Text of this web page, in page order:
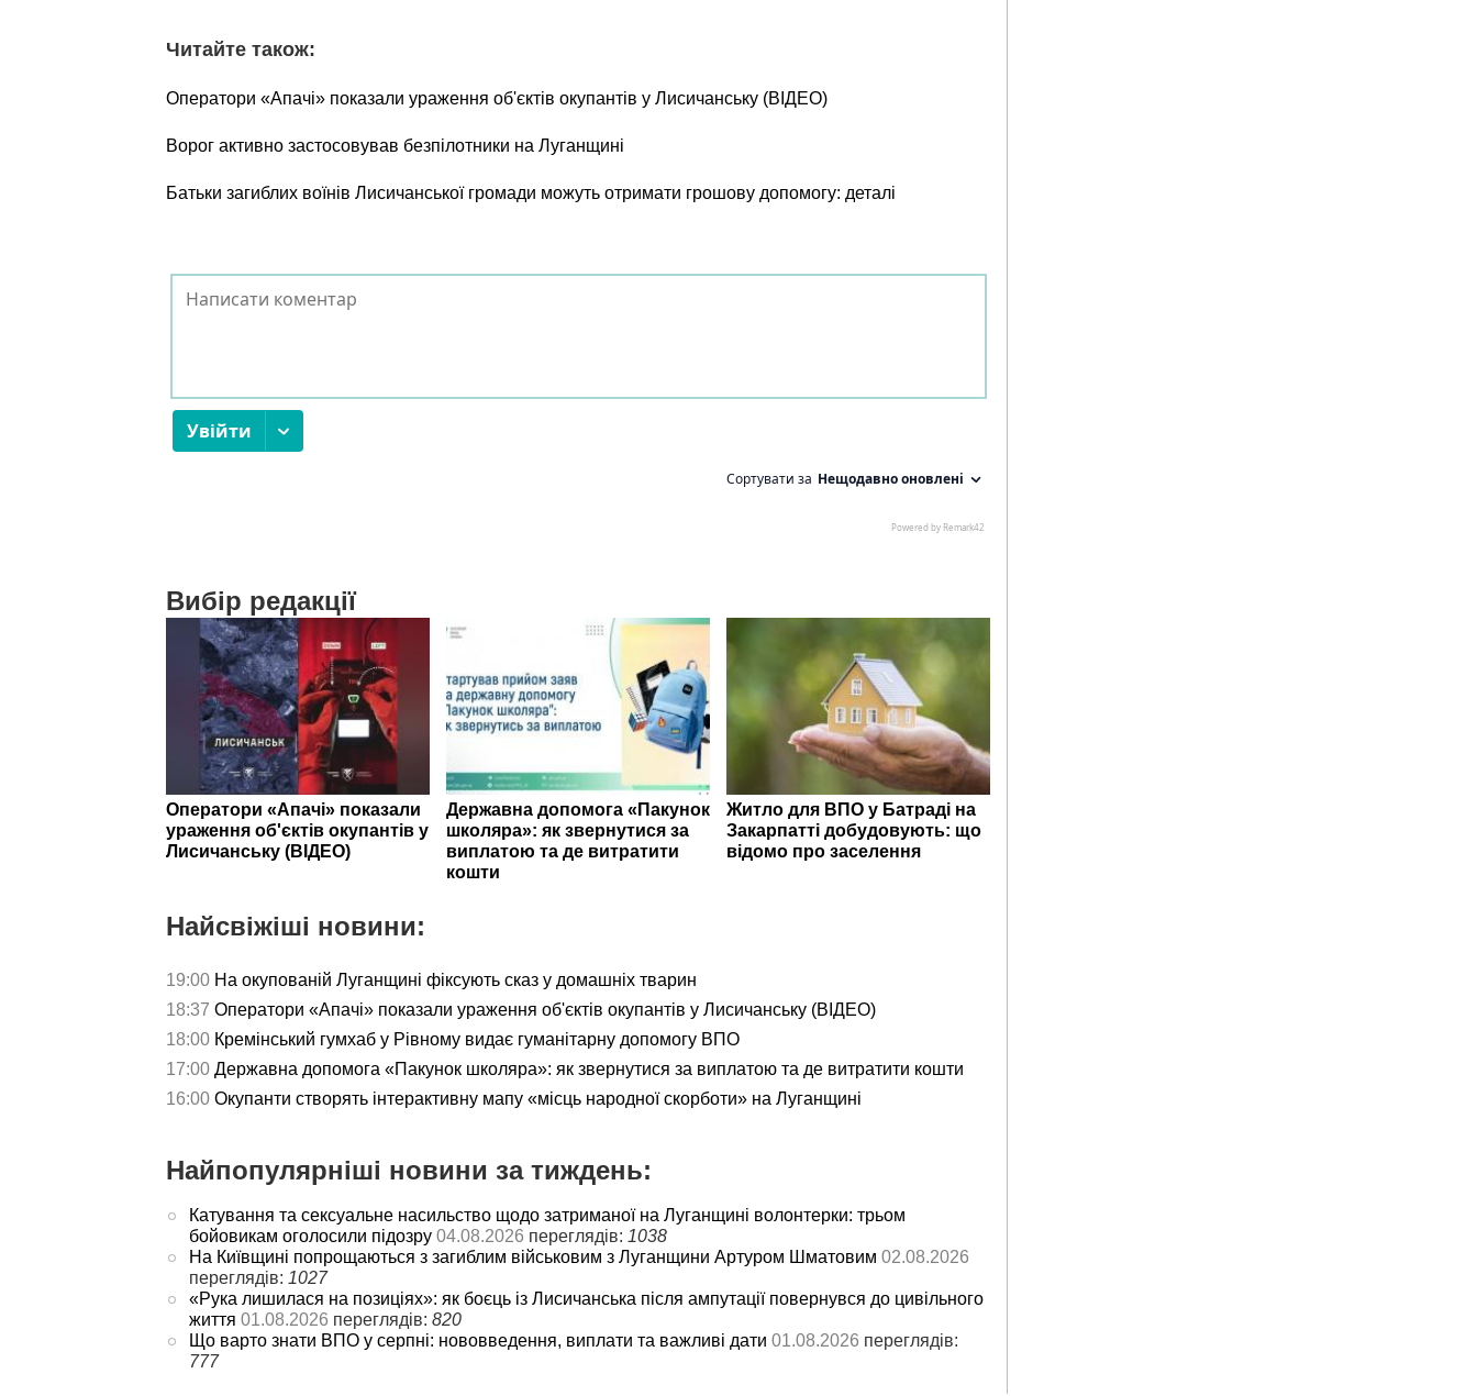
Читайте також:
Оператори «Апачі» показали ураження об'єктів окупантів у Лисичанську (ВІДЕО)
Ворог активно застосовував безпілотники на Луганщині
Батьки загиблих воїнів Лисичанської громади можуть отримати грошову допомогу: деталі
Вибір редакції
Оператори «Апачі» показали
ураження об'єктів окупантів у
Лисичанську (ВІДЕО)
Державна допомога «Пакунок
школяра»: як звернутися за
виплатою та де витратити
кошти
Житло для ВПО у Батраді на
Закарпатті добудовують: що
відомо про заселення
Найсвіжіші новини:
19:00 На окупованій Луганщині фіксують сказ у домашніх тварин
18:37 Оператори «Апачі» показали ураження об'єктів окупантів у Лисичанську (ВІДЕО)
18:00 Кремінський гумхаб у Рівному видає гуманітарну допомогу ВПО
17:00 Державна допомога «Пакунок школяра»: як звернутися за виплатою та де витратити кошти
16:00 Окупанти створять інтерактивну мапу «місць народної скорботи» на Луганщині
Найпопулярніші новини за тиждень:
Катування та сексуальне насильство щодо затриманої на Луганщині волонтерки: трьом
бойовикам оголосили підозру 04.08.2026 переглядів: 1038
На Київщині попрощаються з загиблим військовим з Луганщини Артуром Шматовим 02.08.2026
переглядів: 1027
«Рука лишилася на позиціях»: як боєць із Лисичанська після ампутації повернувся до цивільного
життя 01.08.2026 переглядів: 820
Що варто знати ВПО у серпні: нововведення, виплати та важливі дати 01.08.2026 переглядів:
777